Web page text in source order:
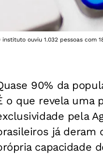
instituto ouviu 1.032 pessoas com
90% da
o que revela uma
pela
já deram
capacidade